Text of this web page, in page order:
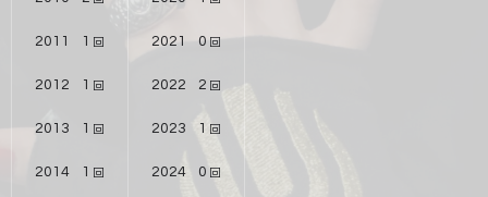
2011 1
2012 1
2013 1
2014 1
2021 0
2022 2
2023 1
2024 0